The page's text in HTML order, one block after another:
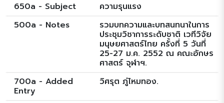
650a - Subject
ความรุนแรง
500a - Notes
รวมบทความและบทสนทนาในการ
ประชุมวิชาการระดับชาติ เวทีวิจัย
มนุษยศาสตร์ไทย ครั้งที่ 5 วันที่
25-27 ม.ค. 2552 ณ คณะอักษร
ศาสตร์ จุฬาฯ.
700a - Added
Entry
วิศรุต ภู่ไหมทอง.